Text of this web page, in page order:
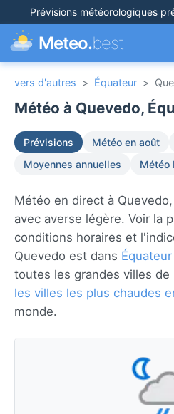
Prévisions météorologiques
Meteo.best
vers d'autres > Équateur >
Météo à Quevedo,
Prévisions Météo en août
Moyennes annuelles
Météo
Météo en direct à
avec averse légère. Voir la
conditions horaires et
Quevedo est dans Équateur
toutes les grandes villes de
les villes les plus chaudes
monde.